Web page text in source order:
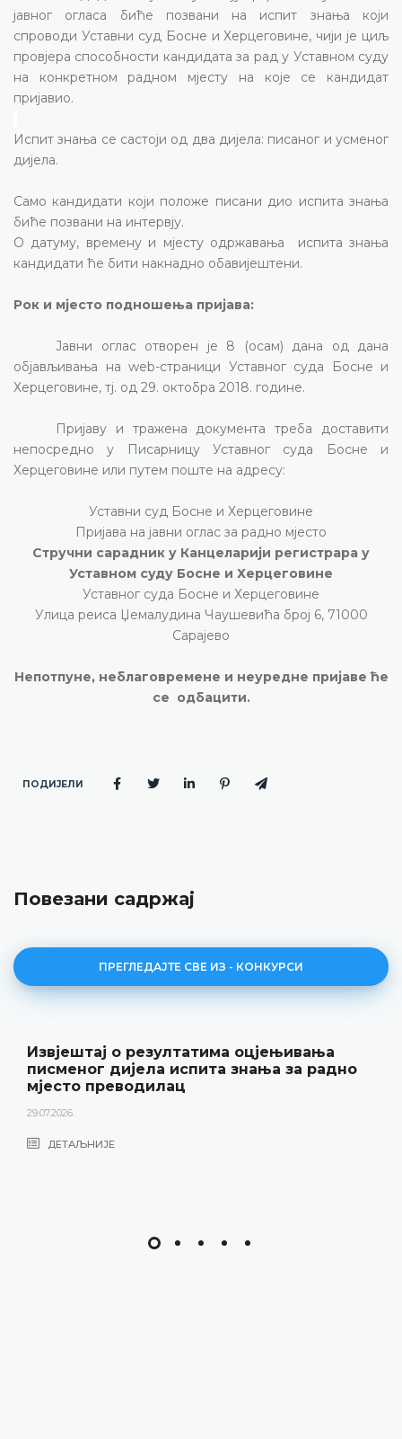
јавног огласа биће позвани на испит знања који
спроводи Уставни суд Босне и Херцеговине, чији је циљ
провјера способности кандидата за рад у Уставном суду
на конкретном радном мјесту на које се кандидат
пријавио.
Испит знања се састоји од два дијела: писаног и усменог
дијела.
Само кандидати који положе писани дио испита знања
биће позвани на интервју.
О датуму, времену и мјесту одржавања
испита знања
кандидати ће бити накнадно обавијештени.
Рок и мјесто подношења пријава:
Јавни оглас отворен је 8 (осам) дана од дана
објављивања на wеb-страници Уставног суда Босне и
Херцеговине, тј. од 29. октобра 2018. године.
Пријаву и тражена документа треба доставити
непосредно у Писарницу Уставног суда Босне и
Херцеговине или путем поште на адресу:
Уставни суд Босне и Херцеговине
Пријава на јавни оглас за радно мјесто
Стручни сарадник у Канцеларији регистрара у
Уставном суду Босне и Херцеговине
Уставног суда Босне и Херцеговине
Улица реиса Џемалудина Чаушевића број 6, 71000
Сарајево
Непотпуне, неблаговремене и неуредне пријаве ће
се одбацити.
ПОДИЈЕЛИ
Повезани садржај
ПРЕГЛЕДАЈТЕ СВЕ ИЗ - КОНКУРСИ
оцјењивања
за радно
Јавни оглас за радно
22.06.2026.